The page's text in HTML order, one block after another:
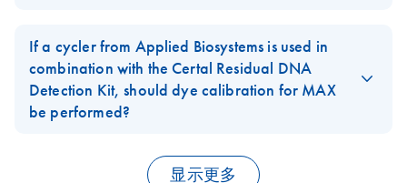
Note: The Internal Control supplied with Certal Residual DNA
Detection Kits cannot be ordered separately
FAQ-2975
dye, which has a spectrum equivalent to HEX, JOE, or VIC dyes.
IowaBlack is used as the quencher dye. IowaBlack is a non-
fluorescent quencher (dark quencher).
FAQ-2976
If a cycler from Applied Biosystems is used in
combination with the Certal Residual DNA
Detection Kit, should dye calibration for MAX
be performed?
for VIC (which is normally the case). Simply create a new
显示更多